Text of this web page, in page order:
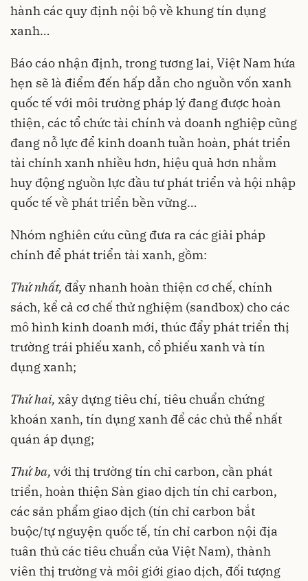
hành các quy định nội bộ về khung tín dụng
xanh…
Báo cáo nhận định, trong tương lai, Việt Nam hứa
hẹn sẽ là điểm đến hấp dẫn cho nguồn vốn xanh
quốc tế với môi trường pháp lý đang được hoàn
thiện, các tổ chức tài chính và doanh nghiệp cũng
đang nỗ lực để kinh doanh tuần hoàn, phát triển
tài chính xanh nhiều hơn, hiệu quả hơn nhằm
huy động nguồn lực đầu tư phát triển và hội nhập
quốc tế về phát triển bền vững…
Nhóm nghiên cứu cũng đưa ra các giải pháp
chính để phát triển tài xanh, gồm:
Thứ nhất, đẩy nhanh hoàn thiện cơ chế, chính
sách, kể cả cơ chế thử nghiệm (sandbox) cho các
mô hình kinh doanh mới, thúc đẩy phát triển thị
trường trái phiếu xanh, cổ phiếu xanh và tín
dụng xanh;
Thứ hai, xây dựng tiêu chí, tiêu chuẩn chứng
khoán xanh, tín dụng xanh để các chủ thể nhất
quán áp dụng;
Thứ ba, với thị trường tín chỉ carbon, cần phát
triển, hoàn thiện Sàn giao dịch tín chỉ carbon,
các sản phẩm giao dịch (tín chỉ carbon bắt
buộc/tự nguyện quốc tế, tín chỉ carbon nội địa
tuân thủ các tiêu chuẩn của Việt Nam), thành
viên thị trường và môi giới giao dịch, đối tượng